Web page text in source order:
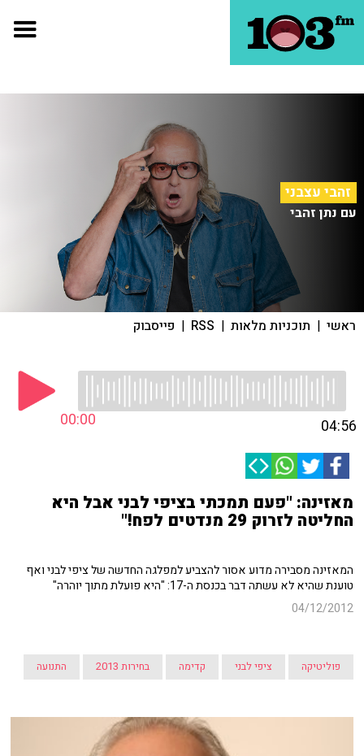
זהבי עצבני
עם נתן זהבי
ראשי | תוכניות מלאות |
RSS
| פייסבוק
00:00 04:56
מאזינה: "פעם תמכתי בציפי לבני אבל היא
החליטה לזרוק 29 מנדטים לפח!"
המאזינה מסבירה מדוע אסור להצביע למפלגה החדשה של ציפי לבני ואף
טוענת שהיא לא עשתה דבר בכנסת ה-17: "היא פועלת מתוך יוהרה"
04/12/2012
פוליטיקה ציפי לבני קדימה בחירות 2013 התנועה